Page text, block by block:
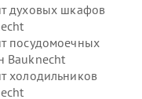
духовых шкафов
посудомоечных
Bauknecht
холодильников